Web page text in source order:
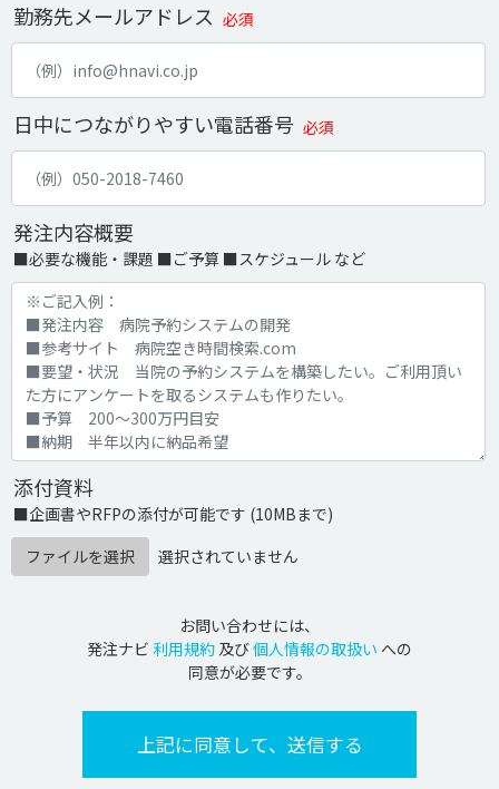
勤務先メールアドレス 必須
日中につながりやすい電話番号 必須
発注内容概要
■必要な機能・課題 ■ご予算 ■スケジュール など
添付資料
■企画書やRFPの添付が可能です (10MBまで)
ファイルを選択
選択されていません
お問い合わせには、
発注ナビ 利用規約 及び個人情報の取扱い への
同意が必要です。